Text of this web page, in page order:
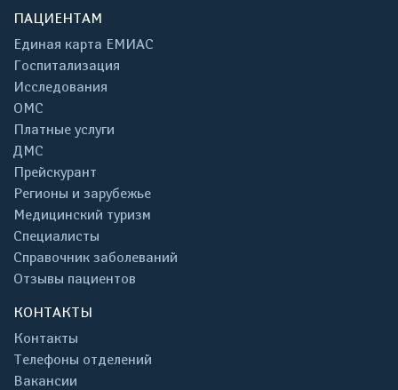
ПАЦИЕНТАМ
Единая карта ЕМИАС
Госпитализация
Исследования
ОМС
Платные услуги
ДМС
Прейскурант
Регионы и зарубежье
Медицинский туризм
Специалисты
Справочник заболеваний
Отзывы пациентов
КОНТАКТЫ
Контакты
Телефоны отделений
Вакансии